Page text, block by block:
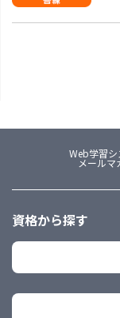
Web学習シ
メールマ
資格から探す